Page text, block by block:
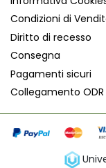
Condizioni di
Diritto di recesso
Consegna
Pagamenti sicuri
Collegamento ODR